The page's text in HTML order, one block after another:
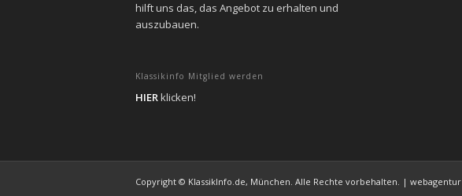
hilft uns das, das Angebot zu erhalten und
auszubauen.
Klassikinfo Mitglied werden
HIERklicken!
Copyright © KlassikInfo.de, München. Alle Rechte vorbehalten. | webagentur